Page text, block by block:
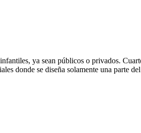
ya sean públicos o privados.
donde se diseña solamente una parte